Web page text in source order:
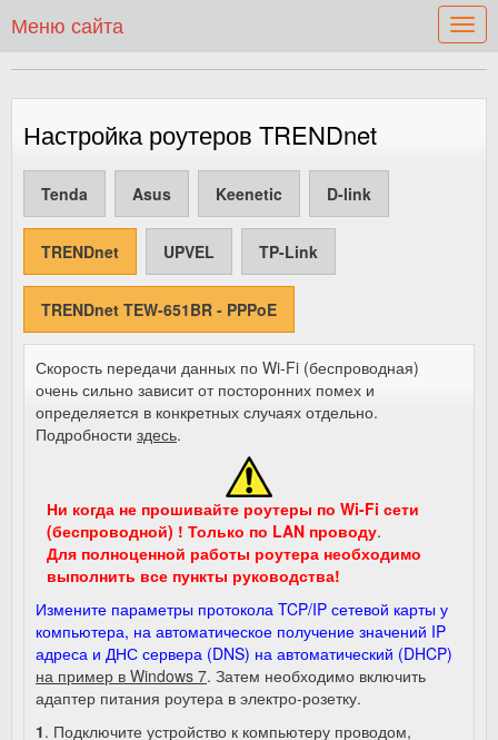
Меню сайта
Настройка роутеров TRENDnet
Tenda Asus Keenetic D-link
TRENDnet UPVEL TP-Link
TRENDnet TEW-651BR - PPPoE
Скорость передачи данных по Wi-Fi (беспроводная)
очень сильно зависит от посторонних помех и
определяется в конкретных случаях отдельно.
Подробности здесь.
Ни когда не прошивайте роутеры по Wi-Fi сети
(беспроводной) ! Только по LAN проводу.
Для полноценной работы роутера необходимо
выполнить все пункты руководства!
Измените параметры протокола TCP/IP сетевой карты у
компьютера, на автоматическое получение значений IP
адреса и ДНС сервера (DNS) на автоматический (DHCP)
на пример в Windows 7. Затем необходимо включить
адаптер питания роутера в электро-розетку.
1. Подключите устройство к компьютеру проводом,